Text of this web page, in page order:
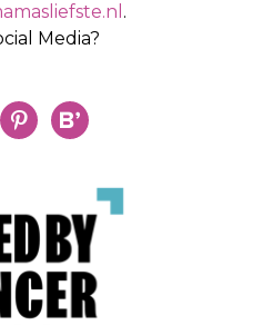
.
Media?
pinterestbloglovin